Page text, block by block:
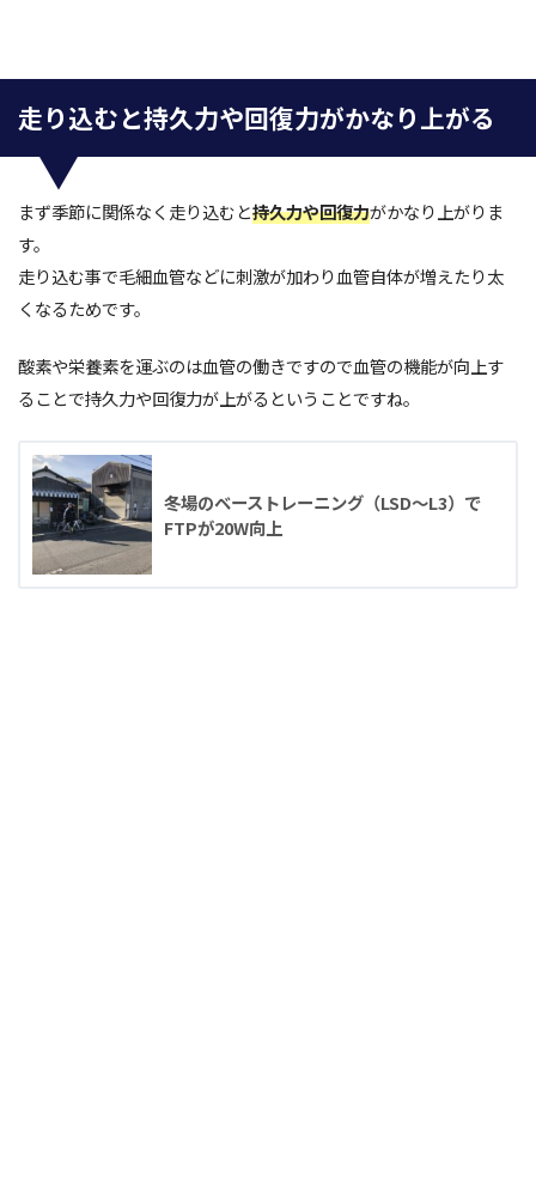
走り込むと持久力や回復力がかなり上がる
まず季節に関係なく走り込むと持久力や回復力がかなり上がりま
す。
走り込む事で毛細血管などに刺激が加わり血管自体が増えたり太
くなるためです。
酸素や栄養素を運ぶのは血管の働きですので血管の機能が向上す
ることで持久力や回復力が上がるということですね。
冬場のベーストレーニング（LSD〜L3）で
FTPが20W向上